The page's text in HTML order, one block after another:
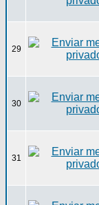
29
30
31